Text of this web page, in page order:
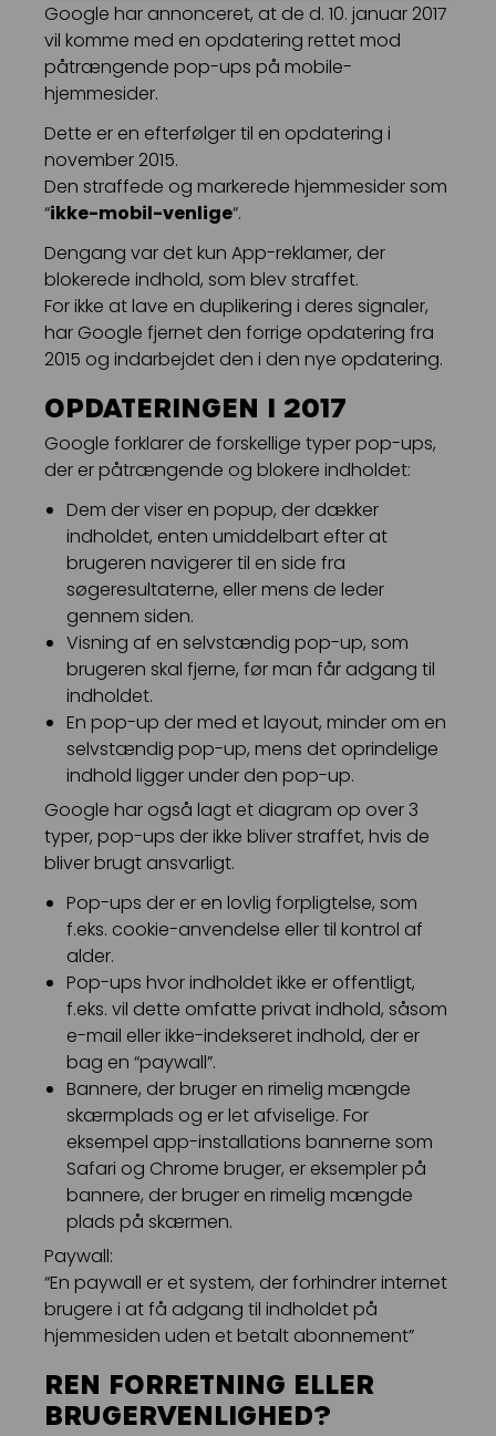
E-mail automation
TRACKING
Google har annonceret, at de d. 10. januar 2017
vil komme med en opdatering rettet mod
påtrængende pop-ups på mobile-
hjemmesider.
Dette er en efterfølger til en opdatering i
november 2015.
Den straffede og markerede hjemmesider som
“ikke-mobil-venlige“.
Dengang var det kun App-reklamer, der
blokerede indhold, som blev straffet.
For ikke at lave en duplikering i deres signaler,
har Google fjernet den forrige opdatering fra
2015 og indarbejdet den i den nye opdatering.
OPDATERINGEN I 2017
Google forklarer de forskellige typer pop-ups,
der er påtrængende og blokere indholdet:
Dem der viser en popup, der dækker
indholdet, enten umiddelbart efter at
brugeren navigerer til en side fra
søgeresultaterne, eller mens de leder
gennem siden.
Visning af en selvstændig pop-up, som
brugeren skal fjerne, før man får adgang til
indholdet.
En pop-up der med et layout, minder om en
selvstændig pop-up, mens det oprindelige
indhold ligger under den pop-up.
Google har også lagt et diagram op over 3
typer, pop-ups der ikke bliver straffet, hvis de
bliver brugt ansvarligt.
Pop-ups der er en lovlig forpligtelse, som
f.eks. cookie-anvendelse eller til kontrol af
alder.
Pop-ups hvor indholdet ikke er offentligt,
f.eks. vil dette omfatte privat indhold, såsom
e-mail eller ikke-indekseret indhold, der er
bag en “paywall”.
Bannere, der bruger en rimelig mængde
skærmplads og er let afviselige. For
eksempel app-installations bannerne som
Safari og Chrome bruger, er eksempler på
bannere, der bruger en rimelig mængde
plads på skærmen.
Paywall:
“En paywall er et system, der forhindrer internet
brugere i at få adgang til indholdet på
hjemmesiden uden et betalt abonnement”
REN FORRETNING ELLER
BRUGERVENLIGHED?